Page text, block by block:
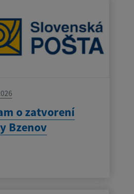
o zatvorení
Bzenov